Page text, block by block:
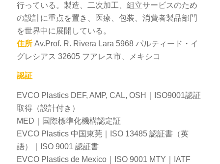
行っている。製造、二次加工、組立サービスのため
の設計に重点を置き、医療、包装、消費者製品部門
を世界中に展開している。
住所Av.Prof. R. Rivera Lara 5968 パルティード・イ
グレシアス 32605 フアレス市、メキシコ
認証
EVCO Plastics DEF, AMP, CAL, OSH｜ISO9001認証
取得（設計付き）
MED｜国際標準化機構認定証
EVCO Plastics 中国東莞｜ISO 13485 認証書（英
語）｜ISO 9001 認証書
EVCO Plastics de Mexico｜ISO 9001 MTY｜IATF